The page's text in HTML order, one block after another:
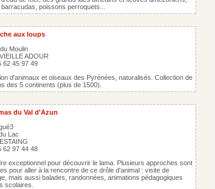
poissons perroquets...
aux loups
Moulin
ADOUR
62 45 97 49
d'animaux et oiseaux des Pyrénées, naturalisés. Collection de
des 5 continents (plus de 1500).
du Val d'Azun
Lac
62 97 44 48
exceptionnel pour découvrir le lama. Plusieurs approches sont
pour aller à la rencontre de ce drôle d'animal : visite de
mais aussi balades, randonnées, animations pédagogiques
scolaires.